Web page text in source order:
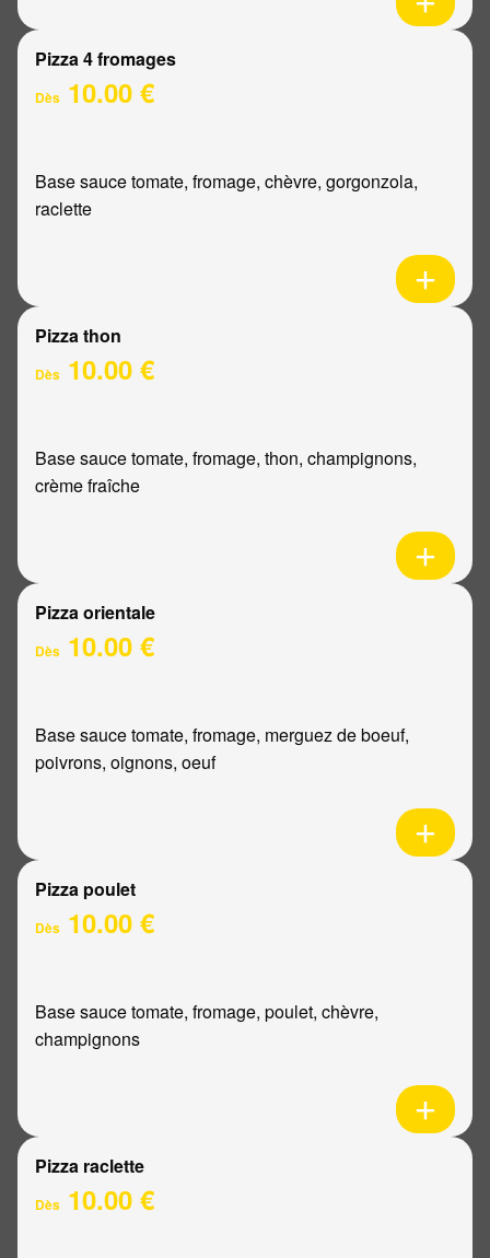
Pizza 4 fromages
Dès 10.00 €
Base sauce tomate, fromage, chèvre, gorgonzola,
raclette
Pizza thon
Dès 10.00 €
Base sauce tomate, fromage, thon, champignons,
crème fraîche
Pizza orientale
Dès 10.00 €
Base sauce tomate, fromage, merguez de boeuf,
poivrons, oignons, oeuf
Pizza poulet
Dès 10.00 €
Base sauce tomate, fromage, poulet, chèvre,
champignons
Pizza raclette
Dès 10.00 €